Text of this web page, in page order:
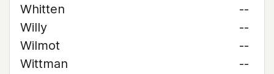
Whitten
--
Willy
--
Wilmot
--
Wittman
--